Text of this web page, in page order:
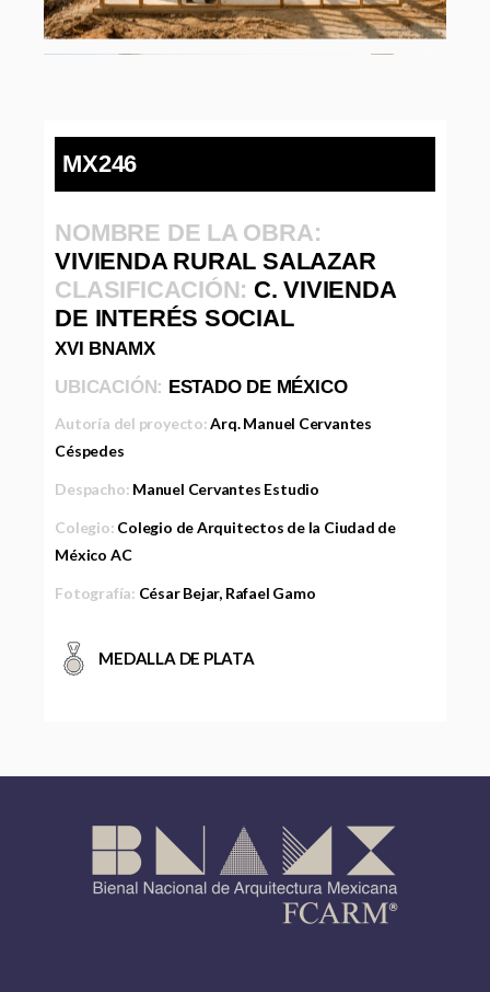
MX246
NOMBRE DE LA OBRA:
VIVIENDA RURAL SALAZAR
CLASIFICACIÓN: C. VIVIENDA
DE INTERÉS SOCIAL
XVI BNAMX
UBICACIÓN: ESTADO DE MÉXICO
Autoría del proyecto:Arq. Manuel Cervantes
Céspedes
Despacho: Manuel Cervantes Estudio
Colegio: Colegio de Arquitectos de la Ciudad de
México AC
Fotografía: César Bejar, Rafael Gamo
MEDALLA DE PLATA